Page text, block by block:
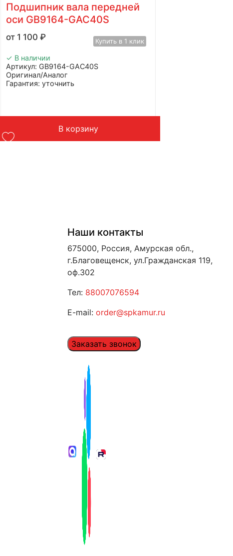
Подшипник вала передней
оси GB9164-GAC40S
1 100₽ Купить в 1 клик
✓ В наличии
Артикул: GB9164-GAC40S
Оригинал/Аналог
Гарантия: уточнить
Вес: до 1 кг
В корзину
Наши контакты
675000, Россия, Амурская обл.,
г.Благовещенск, ул.Гражданская 119,
оф.302
Тел: 88007076594
E-mail: order@spkamur.ru
Заказать звонок